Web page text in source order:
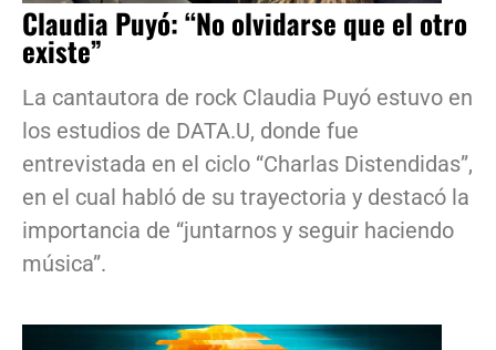
Claudia Puyó: “No olvidarse que el otro
existe”
La cantautora de rock Claudia Puyó estuvo en
los estudios de DATA.U, donde fue
entrevistada en el ciclo “Charlas Distendidas”,
en el cual habló de su trayectoria y destacó la
importancia de “juntarnos y seguir haciendo
música”.